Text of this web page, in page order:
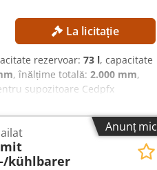
La licitație
rezervoar: 73 l, capacitate
, înălțime totală: 2.000 mm,
supozitoare Cedpfx
50 L Volum total: 73 L Volum
kW Turație: max. 2.850 rpm
DESPRE MAȘINĂ SpațiuAnunț mic
kühlbarer